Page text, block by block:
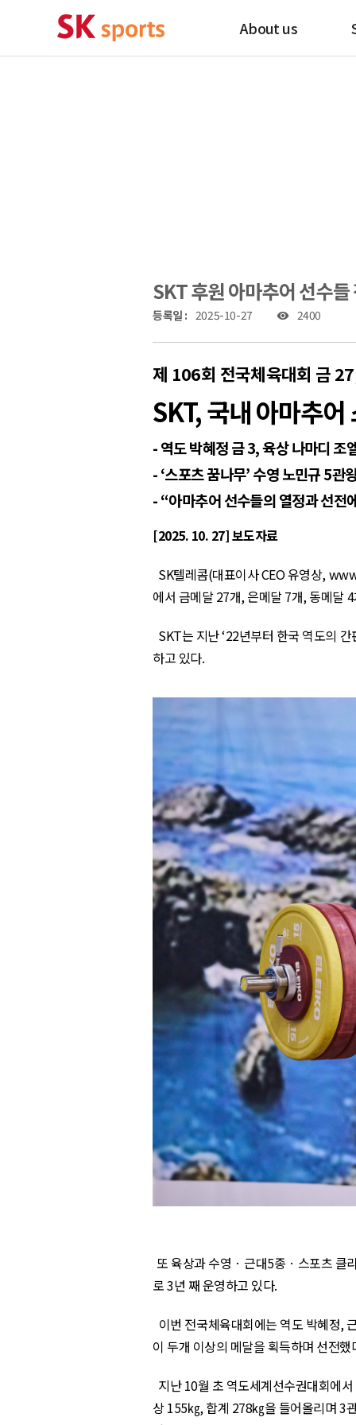
About us
SKT 후원 아마추어 선수
등록일 : 2025-10-27 visibility 2400
제 106회 전국체육대회 금
SKT,국내 아마추어
-역도 박혜정 금3,육상 나마디 조
-‘스포츠 꿈나무’ 수영 노민규5관
-“아마추어 선수들의 열정과 선
[2025. 10. 27]보도자료
SK텔레콤(대표이사CEO유영상,
에서 금메달27개,은메달7개,동메달4
SKT는 지난 ‘22년부터 한국 역도의
하고 있다.
또 육상과 수영 · 근대5종 · 스포츠 클
로3년 째 운영하고 있다.
이번 전국체육대회에는 역도 박혜정,
이 두개 이상의 메달을 획득하며 선전했
지난10월 초 역도세계선수권대회에서
상155㎏,합계 278㎏을 들어올리며3